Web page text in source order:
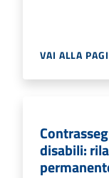
VAI ALLA
disabili: